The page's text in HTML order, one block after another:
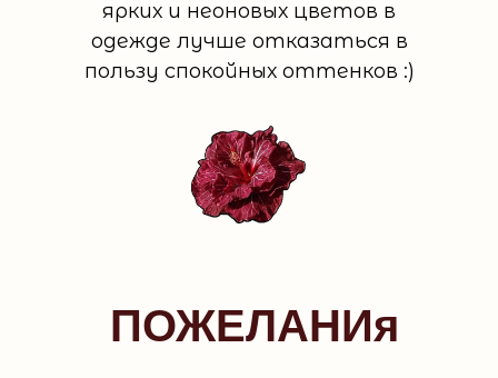
ярких и неоновых цветов в
одежде лучше отказаться в
пользу спокойных оттенков :)
ПОЖЕЛАНИя